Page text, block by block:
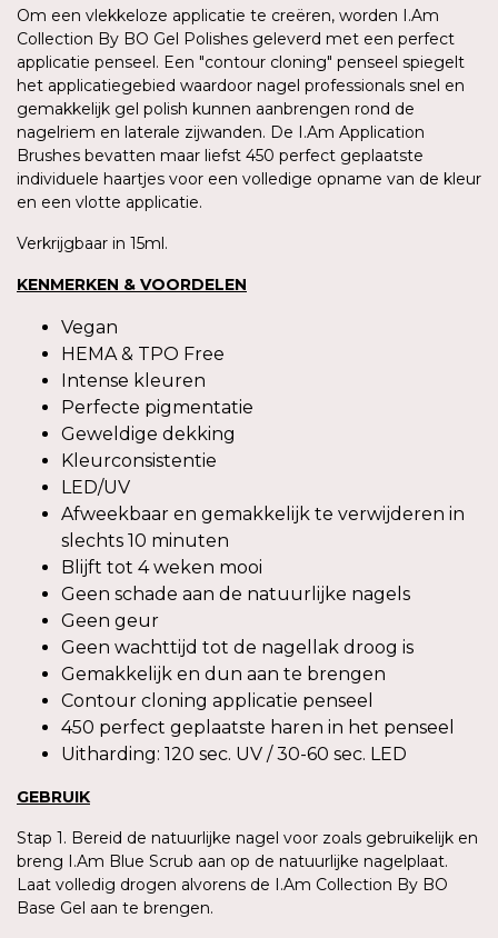
Om een vlekkeloze applicatie te creëren, worden I.Am
Collection By BO Gel Polishes geleverd met een perfect
applicatie penseel. Een "contour cloning" penseel spiegelt
het applicatiegebied waardoor nagel professionals snel en
gemakkelijk gel polish kunnen aanbrengen rond de
nagelriem en laterale zijwanden. De I.Am Application
Brushes bevatten maar liefst 450 perfect geplaatste
individuele haartjes voor een volledige opname van de kleur
en een vlotte applicatie.
Verkrijgbaar in 15ml.
KENMERKEN & VOORDELEN
Vegan
HEMA & TPO Free
Intense kleuren
Perfecte pigmentatie
Geweldige dekking
Kleurconsistentie
LED/UV
Afweekbaar en gemakkelijk te verwijderen in
slechts 10 minuten
Blijft tot 4 weken mooi
Geen schade aan de natuurlijke nagels
Geen geur
Geen wachttijd tot de nagellak droog is
Gemakkelijk en dun aan te brengen
Contour cloning applicatie penseel
450 perfect geplaatste haren in het penseel
Uitharding: 120 sec. UV / 30-60 sec. LED
GEBRUIK
Stap 1. Bereid de natuurlijke nagel voor zoals gebruikelijk en
breng I.Am Blue Scrub aan op de natuurlijke nagelplaat.
Laat volledig drogen alvorens de I.Am Collection By BO
Base Gel aan te brengen.